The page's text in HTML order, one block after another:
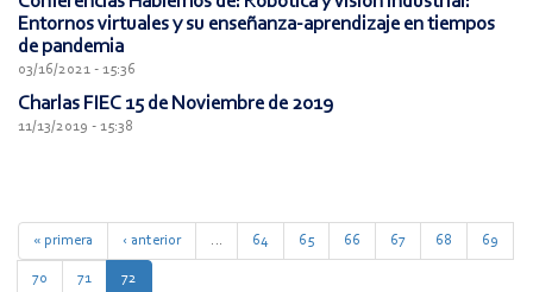
Entornos virtuales y su enseñanza-aprendizaje en tiempos
de pandemia
03/16/2021 - 15:36
Charlas FIEC 15 de Noviembre de 2019
11/13/2019 - 15:38
« primera ‹ anterior 64 65 66 67 68 69
70 71 72